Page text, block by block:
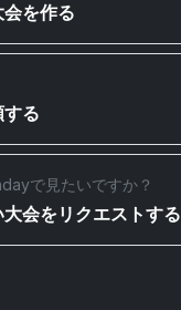
を作る
る
で見たいですか？
会をリクエストする